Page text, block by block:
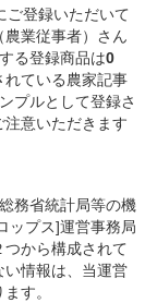
ご登録いただいて
業従事者）さん
る登録商品は0
れている農家記事
プルとして登録さ
意いただきます
務省統計局等の機
ップス]運営事務局
から構成されて
い情報は、当運営
す。